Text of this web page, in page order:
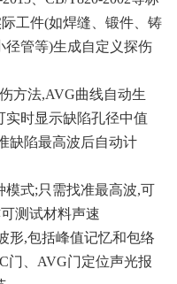
工件(如焊缝、锻件、铸
径管等)生成自定义探伤
方法,AVG曲线自动生
实时显示缺陷孔径中值
缺陷最高波后自动计
模式;只需找准最高波,可
测试材料声速
形,包括峰值记忆和包络
门、AVG门定位声光报